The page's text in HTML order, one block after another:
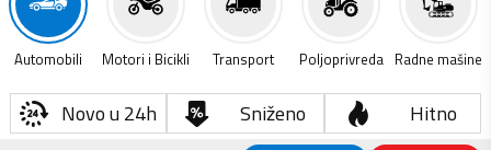
Automobili Motori i Bicikli Transport Poljoprivreda Radne mašine
Novo u 24h Sniženo Hitno